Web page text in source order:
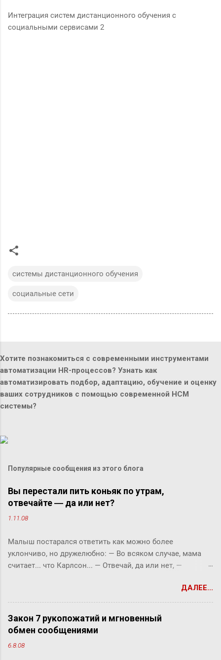
Интеграция систем дистанционного обучения с
социальными сервисами 2
системы дистанционного обучения
социальные сети
Хотите познакомиться с современными инструментами
автоматизации HR-процессов? Узнать как
автоматизировать подбор, адаптацию, обучение и оценку
ваших сотрудников с помощью современной HCM
системы?
Популярные сообщения из этого блога
Вы перестали пить коньяк по утрам,
отвечайте ― да или нет?
1.11.08
Малыш постарался ответить как можно более
уклончиво, но дружелюбно: ― Во всяком случае, мама
считает... что Карлсон... ― Отвечай, да или нет, ―
Карлсон должен у нас обедать? ― Во всяком случае, она
хотела... ― снова попытался уйти от прямого ответа
Малыш, но фрекен Бок прервала его жестким окриком: ―
Я сказала, отвечай ― да или нет! На простой вопрос
всегда можно ответить «да» или «нет», по-моему, это не
трудно. ― Представь себе, трудно, ― вмешался Карлсон.
ДАЛЕЕ...
Закон 7 рукопожатий и мгновенный
обмен сообщениями
6.8.08